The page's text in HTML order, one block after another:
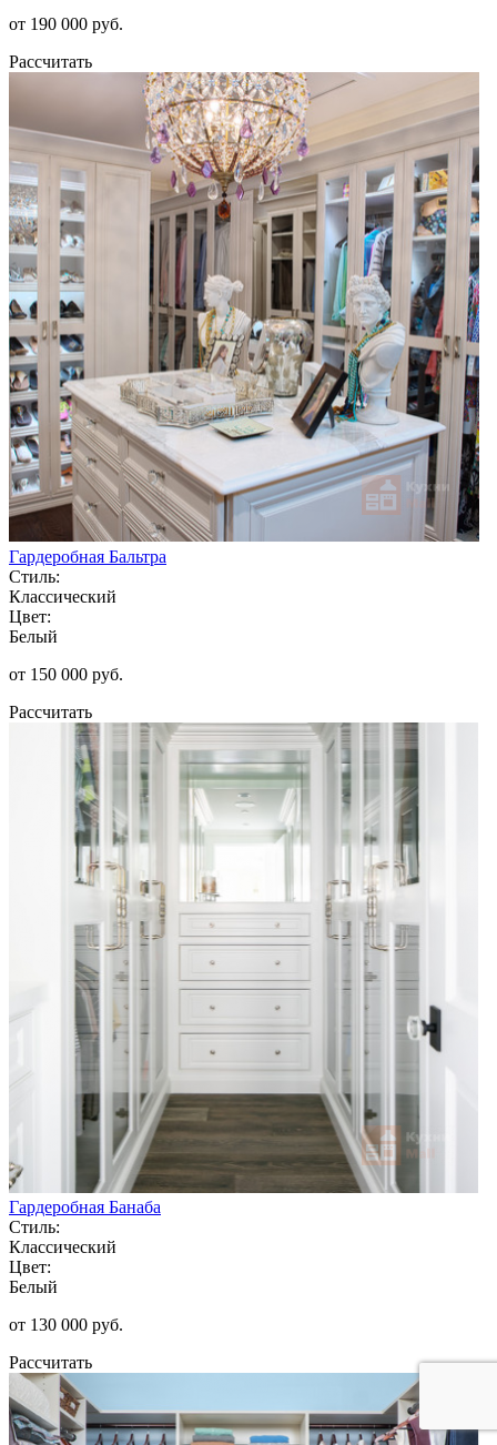
от 190 000 руб.
Рассчитать
Гардеробная Бальтра
Стиль:
Классический
Цвет:
Белый
от 150 000 руб.
Рассчитать
Гардеробная Банаба
Стиль:
Классический
Цвет:
Белый
от 130 000 руб.
Рассчитать